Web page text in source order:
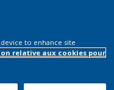
to enhance site
relative aux cookies pour